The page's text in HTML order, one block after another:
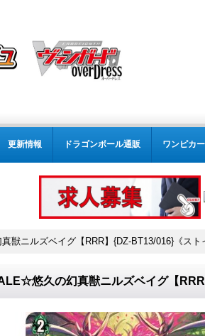
更新情報 ドラゴンボール通販 ワンピカ
ニルズベイグ【RRR】{DZ-BT13/016}《スト
悠久の幻真獣ニルズベイグ【RRR